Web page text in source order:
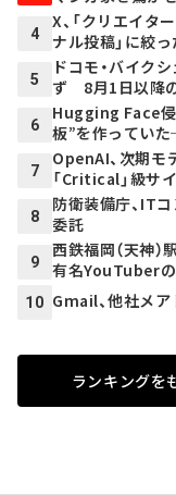
4
X、「クリエイタ
ナル投稿」に絞
5
ドコモ・バイク
ず 8月1日以降の
6
Hugging Face侵
板”を作ってい
7
OpenAI、次期モ
「Critical」級サ
8
防衛装備庁、IT
委託
9
西鉄福岡（天神
有名YouTuber
10 Gmail、他社メ
ランキングを